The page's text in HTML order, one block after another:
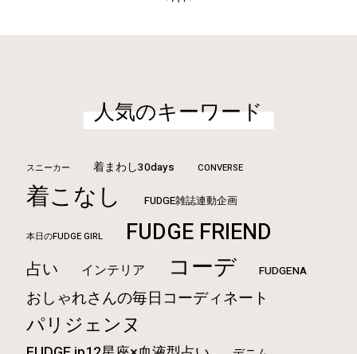
人気のキーワード
スニーカー 着まわし30days CONVERSE
着こなし FUDGE雑誌連動企画
本日のFUDGE GIRL FUDGE FRIEND
占い インテリア コーデ FUDGENA
おしゃれさんの毎日コーディネート
パリジェンヌ